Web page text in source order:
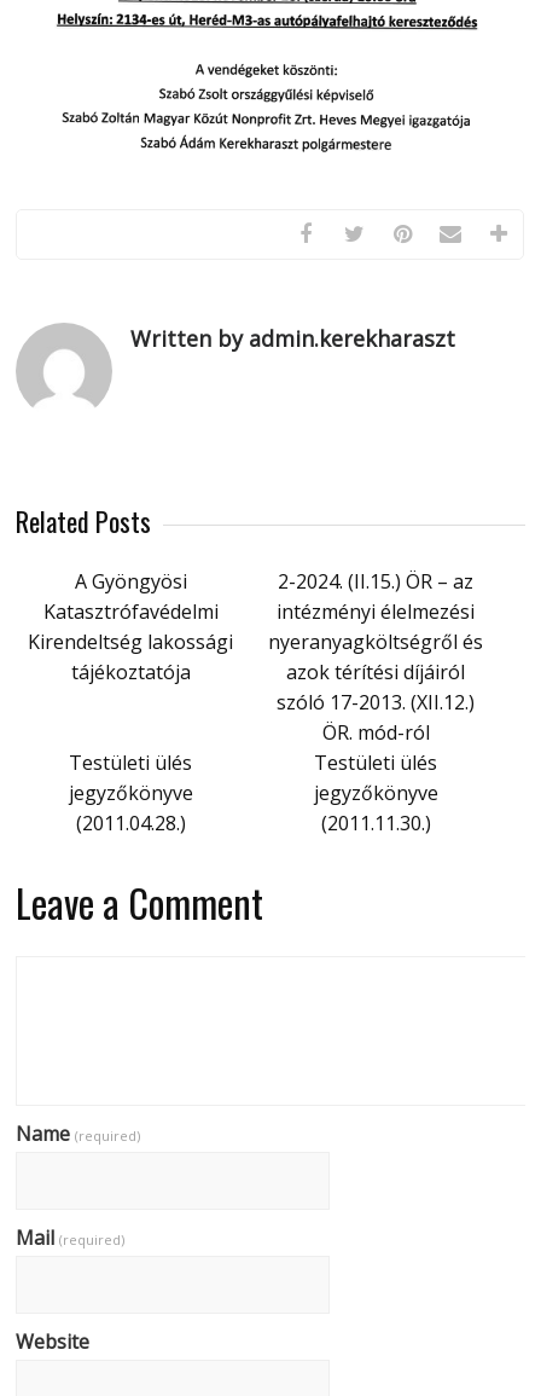
Written by admin.kerekharaszt
Related Posts
A Gyöngyösi
Katasztrófavédelmi
Kirendeltség lakossági
tájékoztatója
2-2024. (II.15.) ÖR – az
intézményi élelmezési
nyeranyagköltségről és
azok térítési díjáiról
szóló 17-2013. (XII.12.)
ÖR. mód-ról
Testületi ülés
jegyzőkönyve
(2011.04.28.)
Testületi ülés
jegyzőkönyve
(2011.11.30.)
Leave a Comment
Name(required)
Mail(required)
Website